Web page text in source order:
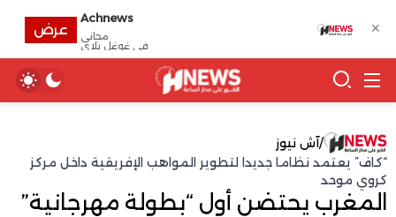
/آش نيوز
“كاف” يعتمد نظاما جديدا لتطوير المواهب الإفريقية داخل مركز
كروي موحد
المغرب يحتضن أول “بطولة مهرجانية”
✕
Achnews
مجانى
في غوغل بلاي
عرض